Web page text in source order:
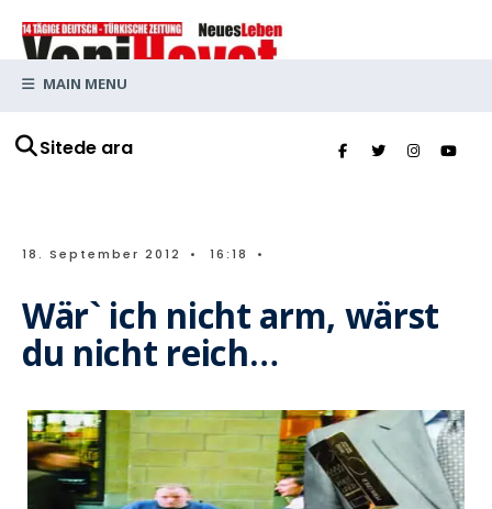
Sitede ara
MAIN MENU
18. September 2012 • 16:18 •
Wär` ich nicht arm, wärst
du nicht reich…